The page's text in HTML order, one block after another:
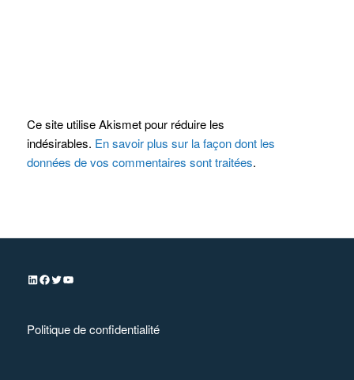
Ce site utilise Akismet pour réduire les
indésirables. En savoir plus sur la façon dont les
données de vos commentaires sont traitées.
Politique de confidentialité